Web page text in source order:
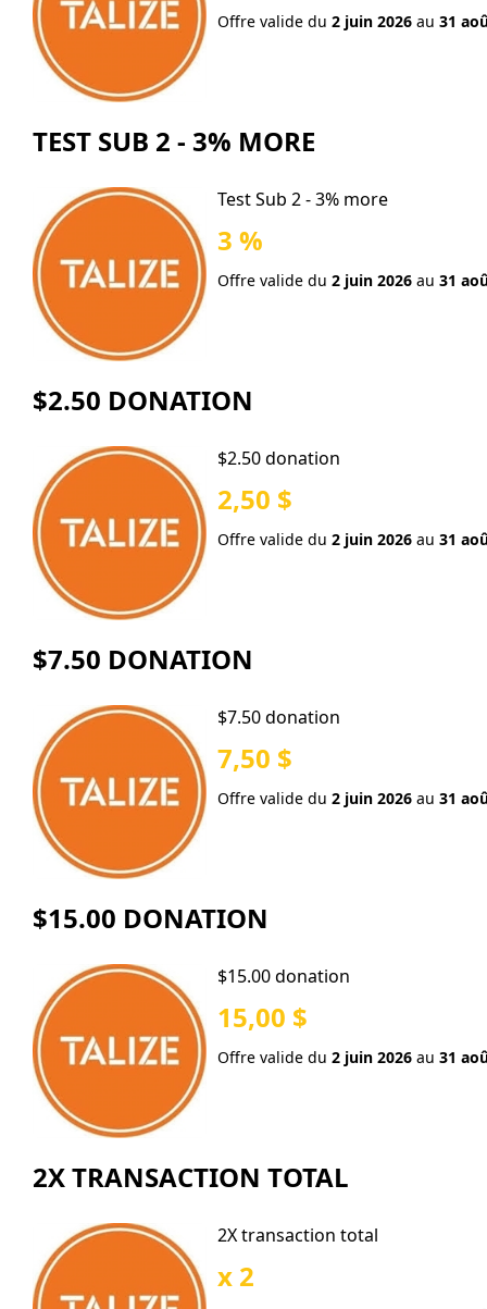
Offre valide du 2 juin 2026 au 31
TEST SUB 2 - 3% MORE
Test Sub 2 - 3% more
3 %
Offre valide du 2 juin 2026 au 31
$2.50 DONATION
$2.50 donation
2,50 $
Offre valide du 2 juin 2026 au 31
$7.50 DONATION
$7.50 donation
7,50 $
Offre valide du 2 juin 2026 au 31
$15.00 DONATION
$15.00 donation
15,00 $
Offre valide du 2 juin 2026 au 31
2X TRANSACTION TOTAL
2X transaction total
x 2